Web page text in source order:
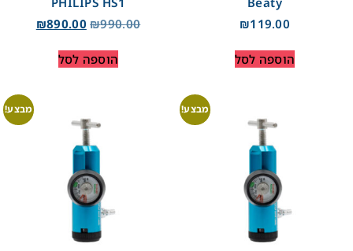
₪119.00
הוספה לסל
₪990.00
₪890.00
הוספה לסל
מבצע! מבצע!